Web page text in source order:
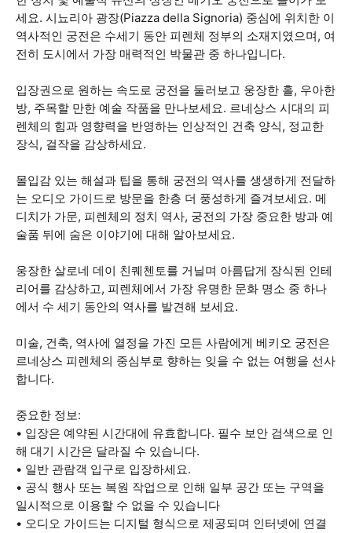
세요. 시뇨리아 광장(Piazza della Signoria) 중심에 위치한 이
역사적인 궁전은 수세기 동안 피렌체 정부의 소재지였으며, 여
전히 도시에서 가장 매력적인 박물관 중 하나입니다.
입장권으로 원하는 속도로 궁전을 둘러보고 웅장한 홀, 우아한
방, 주목할 만한 예술 작품을 만나보세요. 르네상스 시대의 피
렌체의 힘과 영향력을 반영하는 인상적인 건축 양식, 정교한
장식, 걸작을 감상하세요.
몰입감 있는 해설과 팁을 통해 궁전의 역사를 생생하게 전달하
는 오디오 가이드로 방문을 한층 더 풍성하게 즐겨보세요. 메
디치가 가문, 피렌체의 정치 역사, 궁전의 가장 중요한 방과 예
술품 뒤에 숨은 이야기에 대해 알아보세요.
웅장한 살로네 데이 친퀘첸토를 거닐며 아름답게 장식된 인테
리어를 감상하고, 피렌체에서 가장 유명한 문화 명소 중 하나
에서 수 세기 동안의 역사를 발견해 보세요.
미술, 건축, 역사에 열정을 가진 모든 사람에게 베키오 궁전은
르네상스 피렌체의 중심부로 향하는 잊을 수 없는 여행을 선사
합니다.
중요한 정보:
• 입장은 예약된 시간대에 유효합니다. 필수 보안 검색으로 인
해 대기 시간은 달라질 수 있습니다.
• 일반 관람객 입구로 입장하세요.
• 공식 행사 또는 복원 작업으로 인해 일부 공간 또는 구역을
일시적으로 이용할 수 없을 수 있습니다
• 오디오 가이드는 디지털 형식으로 제공되며 인터넷에 연결